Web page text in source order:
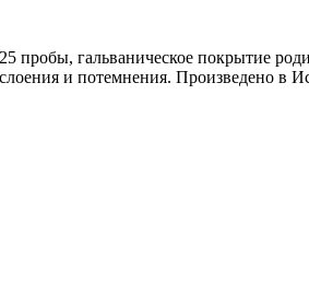
гальваническое покрытие
и потемнения. Произведено в